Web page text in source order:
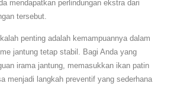
mendapatkan perlindungan ekstra dari
tersebut.
penting adalah kemampuannya dalam
jantung tetap stabil. Bagi Anda yang
irama jantung, memasukkan ikan patin
menjadi langkah preventif yang sederhana